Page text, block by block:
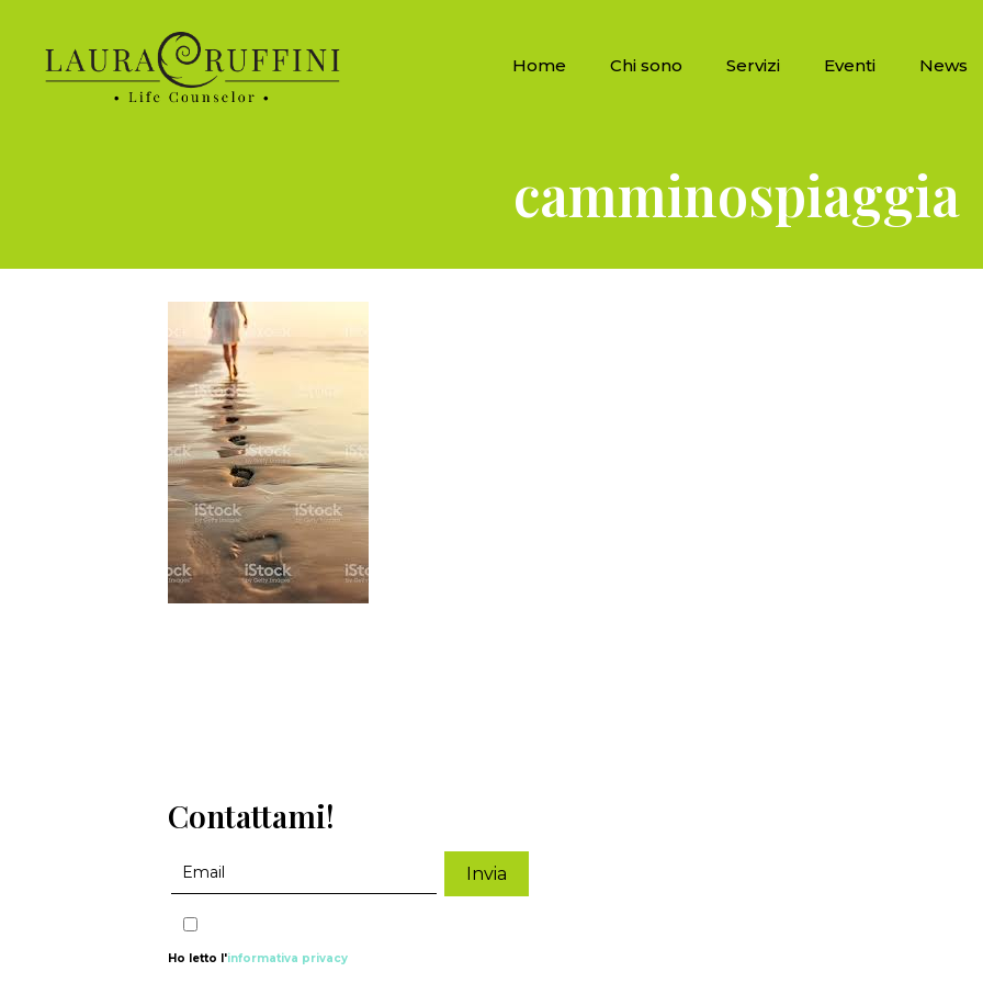
Home Chi sono Servizi Eventi News
camminospiaggia
Contattami!
Ho letto l'informativa privacy